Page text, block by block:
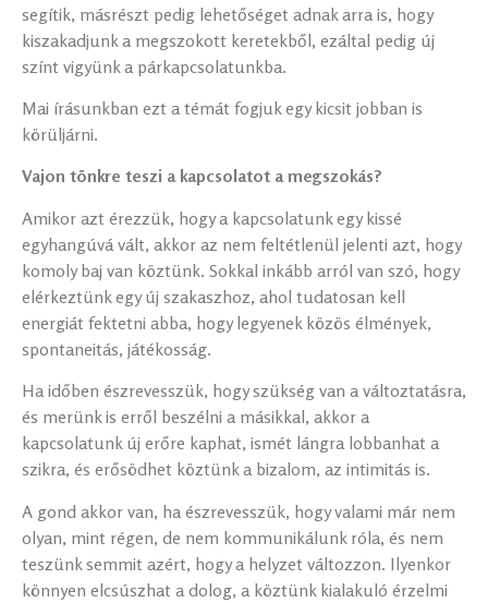
segítik, másrészt pedig lehetőséget adnak arra is, hogy
kiszakadjunk a megszokott keretekből, ezáltal pedig új
színt vigyünk a párkapcsolatunkba.
Mai írásunkban ezt a témát fogjuk egy kicsit jobban is
körüljárni.
Vajon tönkre teszi a kapcsolatot a megszokás?
Amikor azt érezzük, hogy a kapcsolatunk egy kissé
egyhangúvá vált, akkor az nem feltétlenül jelenti azt, hogy
komoly baj van köztünk. Sokkal inkább arról van szó, hogy
elérkeztünk egy új szakaszhoz, ahol tudatosan kell
energiát fektetni abba, hogy legyenek közös élmények,
spontaneitás, játékosság.
Ha időben észrevesszük, hogy szükség van a változtatásra,
és merünk is erről beszélni a másikkal, akkor a
kapcsolatunk új erőre kaphat, ismét lángra lobbanhat a
szikra, és erősödhet köztünk a bizalom, az intimitás is.
A gond akkor van, ha észrevesszük, hogy valami már nem
olyan, mint régen, de nem kommunikálunk róla, és nem
teszünk semmit azért, hogy a helyzet változzon. Ilyenkor
könnyen elcsúszhat a dolog, a köztünk kialakuló érzelmi